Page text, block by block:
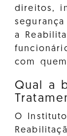
direitos,
a
com
Qual a
O